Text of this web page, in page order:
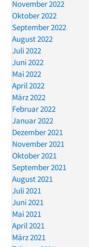
November 2022
Oktober 2022
September 2022
August 2022
Juli 2022
Juni 2022
Mai 2022
April 2022
März 2022
Februar 2022
Januar 2022
Dezember 2021
November 2021
Oktober 2021
September 2021
August 2021
Juli 2021
Juni 2021
Mai 2021
April 2021
März 2021